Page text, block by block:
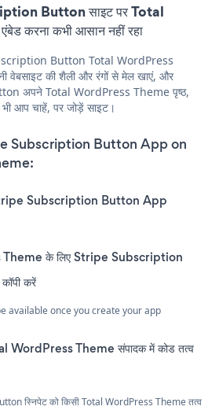
Button साइट पर Total
करना कभी आसान नहीं रहा
Button Total WordPress
वेबसाइट की शैली और रंगों से मेल खाएं, और
अपने Total WordPress Theme पृष्ठ,
आप चाहें, पर जोड़ें साइट।
Subscription Button App on
Subscription Button App
के लिए Stripe Subscription
करें
available once you create your app
WordPress Theme संपादक में कोड तत्व
स्निपेट को किसी Total WordPress Theme तत्व